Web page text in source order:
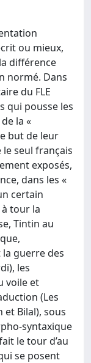
ou mieux,
différence
normé. Dans
du FLE
qui pousse les
la «
but de leur
seul français
exposés,
dans les «
certain
tour la
Tintin au
la guerre des
les
voile et
(Les
et Bilal), sous
syntaxique
le tour d’au
se posent